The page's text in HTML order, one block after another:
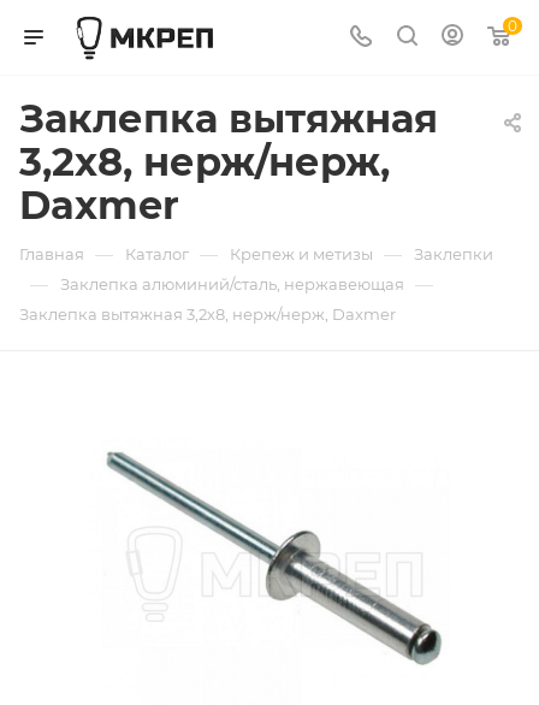
0
Заклепка вытяжная
3,2х8, нерж/нерж,
Daxmer
Главная — Каталог — Крепеж и метизы — Заклепки
— Заклепка алюминий/сталь, нержавеющая —
Заклепка вытяжная 3,2х8, нерж/нерж, Daxmer